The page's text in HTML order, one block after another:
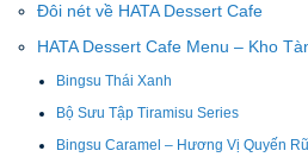
Đôi nét về HATA Dessert Cafe
HATA Dessert Cafe Menu – Kho
Bingsu Thái Xanh
Bộ Sưu Tập Tiramisu Series
Bingsu Caramel – Hương Vị Quyến Rũ